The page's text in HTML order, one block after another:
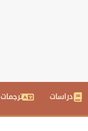
دراسات ترجمات